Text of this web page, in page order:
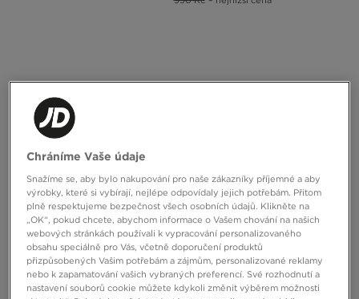
ONLY AT
NIKE SWIM ŠORTKY ESSENTIAL 5"
850 Kč
NIKE SWIM ŠORTKY ESSENTIAL LAP
4" B
550 Kč
750 Kč
990 Kč
– nejnižší cena
Chráníme Vaše údaje
Snažíme se, aby bylo nakupování pro naše zákazníky příjemné a aby
výrobky, které si vybírají, nejlépe odpovídaly jejich potřebám. Přitom
plně respektujeme bezpečnost všech osobních údajů. Klikněte na
„OK“, pokud chcete, abychom informace o Vašem chování na našich
webových stránkách používali k vypracování personalizovaného
obsahu speciálně pro Vás, včetně doporučení produktů
přizpůsobených Vašim potřebám a zájmům, personalizované reklamy
nebo k zapamatování vašich vybraných preferencí. Své rozhodnutí a
nastavení souborů cookie můžete kdykoli změnit výběrem možnosti